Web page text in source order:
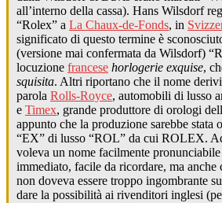
all’interno della cassa). Hans Wilsdorf
“Rolex” a La Chaux-de-Fonds, in
significato di questo termine è
(versione mai confermata da Wilsdorf)
locuzione francese horlogerie exquise,
squisita. Altri riportano che il nome
parola Rolls-Royce, automobili di lusso
e Timex, grande produttore di orologi
appunto che la produzione sarebbe stata
“EX” di lusso “ROL” da cui ROLEX.
voleva un nome facilmente
immediato, facile da ricordare, ma anche
non doveva essere troppo ingombrante
dare la possibilità ai rivenditori inglesi